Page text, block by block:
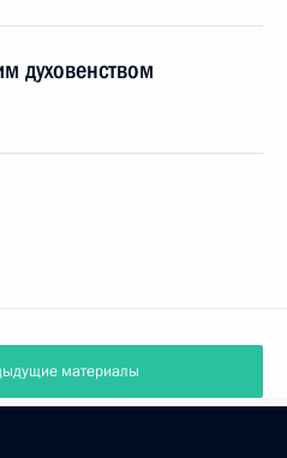
духовенством
материалы